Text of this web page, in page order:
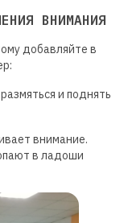
ВНИМАНИЯ
добавляйте в
и поднять
внимание.
в ладоши